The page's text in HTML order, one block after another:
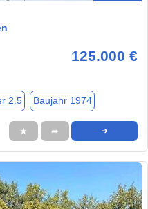
125.000 €
2.5 Baujahr 1974
★ ➦ ➜